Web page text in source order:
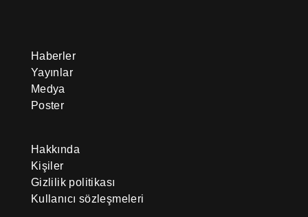
Haberler
Yayınlar
Medya
Poster
Hakkında
Kişiler
Gizlilik politikası
Kullanıcı sözleşmeleri